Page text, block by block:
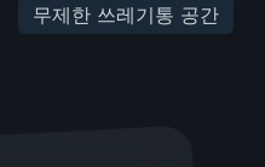
무제한 쓰레기통 공간